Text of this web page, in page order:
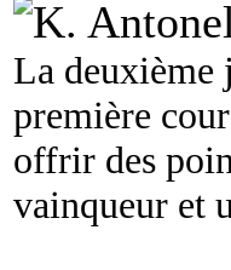
La deuxième
première
offrir des
vainqueur et